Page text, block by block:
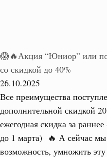
😱🔥Акция “Юниор” или
со скидкой до 40%
26.10.2025
Все преимущества
дополнительной скидкой
ежегодная скидка за
до 1 марта) 🔥 А сейчас
возможность, умножить